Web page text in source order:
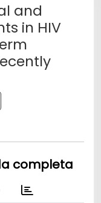
and
in HIV
completa